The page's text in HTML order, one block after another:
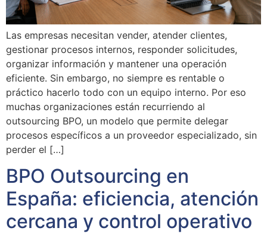
Las empresas necesitan vender, atender clientes,
gestionar procesos internos, responder solicitudes,
organizar información y mantener una operación
eficiente. Sin embargo, no siempre es rentable o
práctico hacerlo todo con un equipo interno. Por eso
muchas organizaciones están recurriendo al
outsourcing BPO, un modelo que permite delegar
procesos específicos a un proveedor especializado, sin
perder el […]
BPO Outsourcing en
España: eficiencia, atención
cercana y control operativo